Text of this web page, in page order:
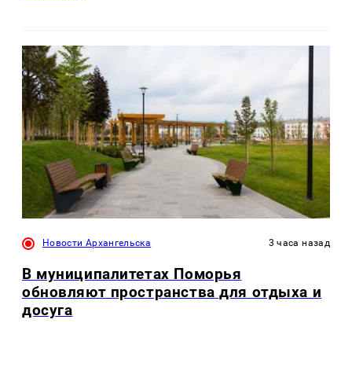
Новости Архангельска 3 часа назад
В муниципалитетах Поморья
обновляют пространства для отдыха и
досуга